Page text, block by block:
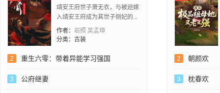
2 朝颜欢
3 枕春欢
靖安王府世子萧无衣，与被迫嫁
入靖安王府成为其世子侧妃的...
作者： 岩照 吴孟璋
分类： 古装
2 重生六零：带着异能学习强国
3 公府继妻